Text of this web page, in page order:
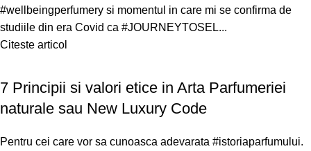
#wellbeingperfumery si momentul in care mi se confirma de
studiile din era Covid ca #JOURNEYTOSEL...
Citeste articol
7 Principii si valori etice in Arta Parfumeriei
naturale sau New Luxury Code
Pentru cei care vor sa cunoasca adevarata #istoriaparfumului.